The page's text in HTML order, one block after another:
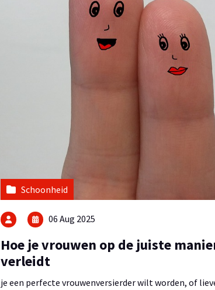
Schoonheid
06 Aug 2025
Hoe je vrouwen op de juiste
verleidt
je een perfecte vrouwenversierder wilt worden, of